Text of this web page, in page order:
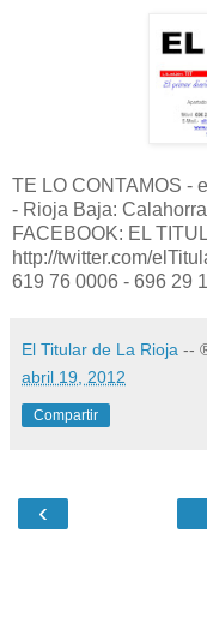
TE LO CONTAMOS -
- Rioja Baja:
FACEBOOK: EL
http://twitter.com/
619 76 0006 - 696 29
El Titular de La Rioja --
abril 19, 2012
Compartir
‹